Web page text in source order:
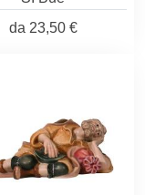
da 23,50 €